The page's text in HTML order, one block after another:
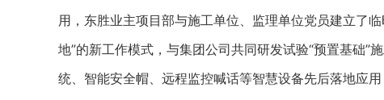
用，东胜业主项目部与施工单位、监理单位党员建立了
地”的新工作模式，与集团公司共同研发试验“预置基础
统、智能安全帽、远程监控喊话等智慧设备先后落地应